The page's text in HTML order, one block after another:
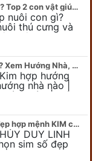
Mệnh Kim hợp nuôi con gì? Top 2 con vật giúp gia chủ Phát tài phát lộc
nuôi con gì?
thú cưng và
nuôi hợp
Mệnh Kim hợp hướng nào? Xem Hướng Nhà, Phòng ngủ, Làm việc hợp mệnh Kim
hợp hướng
nhà nào |
nào | mệnh
#5 Bí Quyết chọn sim số đẹp hợp mệnh KIM chuẩn xác nhất
DUY LINH
sim số đẹp
bạn theo dõi